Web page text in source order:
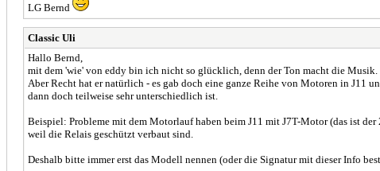
LG Bernd
Classic Uli
Hallo Bernd,
mit dem 'wie' von eddy bin ich nicht so glücklich, denn der Ton macht die Musik.
Aber Recht hat er natürlich - es gab doch eine ganze Reihe von Motoren in J11
dann doch teilweise sehr unterschiedlich ist.
Beispiel: Probleme mit dem Motorlauf haben beim J11 mit J7T-Motor (das ist
weil die Relais geschützt verbaut sind.
Deshalb bitte immer erst das Modell nennen (oder die Signatur mit dieser Info